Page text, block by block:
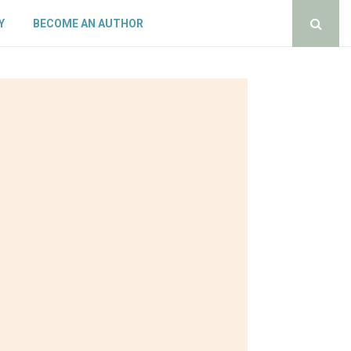
BECOME AN AUTHOR